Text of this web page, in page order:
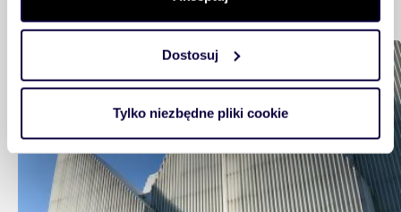
Identyfikować Twoje urządzenie, aktywnie analizując
czyli wirtualny odcisk palca)
Dowiedz się więcej odnośnie tego, jak Twoje osobiste
dane są przetwarzane oraz ustaw własne preferencje w
zmienić lub wycofać swoją zgodę w dowolnej chwili.
Wykorzystujemy pliki cookie do spersonalizowania treści
Dostosuj
Tylko niezbędne pliki cookie